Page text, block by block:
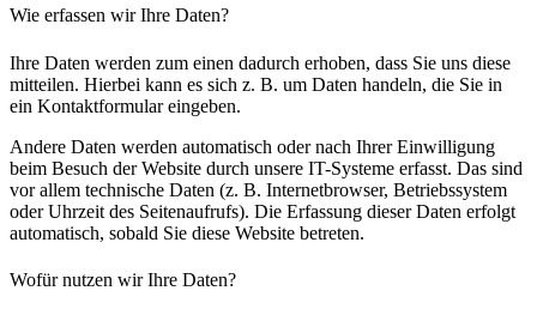
Wie erfassen wir Ihre Daten?
Ihre Daten werden zum einen dadurch erhoben, dass Sie uns diese
mitteilen. Hierbei kann es sich z. B. um Daten handeln, die Sie in
ein Kontaktformular eingeben.
Andere Daten werden automatisch oder nach Ihrer Einwilligung
beim Besuch der Website durch unsere IT-Systeme erfasst. Das sind
vor allem technische Daten (z. B. Internetbrowser, Betriebssystem
oder Uhrzeit des Seitenaufrufs). Die Erfassung dieser Daten erfolgt
automatisch, sobald Sie diese Website betreten.
Wofür nutzen wir Ihre Daten?